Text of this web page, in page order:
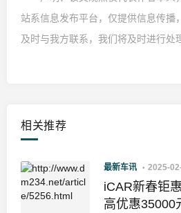
站系信息发布平台，仅提供信息传播
及时与我方联系，我们将及时进行处
相关推荐
最新车讯 2025-
iCAR新春钜
高优惠35000